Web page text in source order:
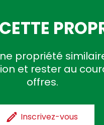
propriété
et rester au
offres.
Inscrivez-vous